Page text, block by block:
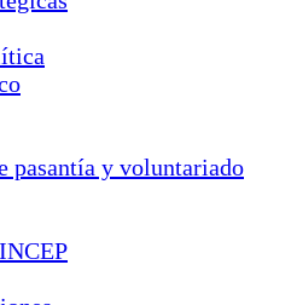
pasantía y voluntariado